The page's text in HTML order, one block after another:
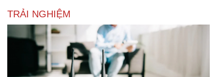
TRẢI NGHIỆM